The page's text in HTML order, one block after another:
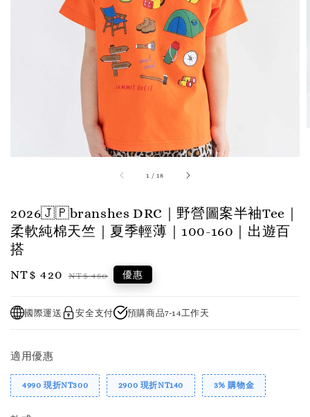
1 /18
2026🇯🇵branshes DRC｜野營圖案半袖Tee｜
柔軟純棉天竺｜夏季輕薄｜100-160｜出遊百
搭
Sale
NT$ 420 Regular
NT$ 450 優惠
國際運送 安全支付 預購商品7-14工作天
適用優惠
4990 現折NT300 2900 現折NT140 3% 購物金